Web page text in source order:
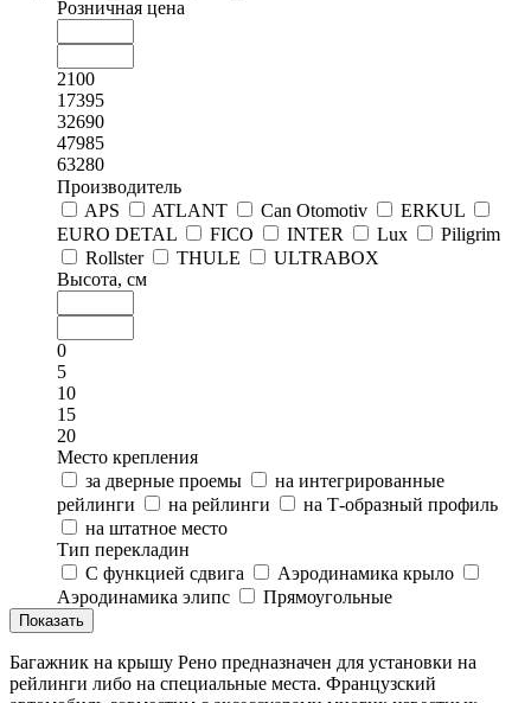
Розничная цена
2100
17395
32690
47985
63280
Производитель
APS
ATLANT Can Otomotiv
ERKUL
EURO DETAL
FICO INTER Lux
Piligrim
Rollster
THULE
ULTRABOX
Высота, см
0
5
10
15
20
Место крепления
за дверные проемы
на интегрированные
рейлинги
на рейлинги
на Т-образный профиль
на штатное место
Тип перекладин
C функцией сдвига
Аэродинамика крыло
Аэродинамика элипс
Прямоугольные
Багажник на крышу Рено предназначен для установки на
рейлинги либо на специальные места. Французский